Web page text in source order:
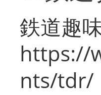
鉄道趣
https://
nts/tdr/